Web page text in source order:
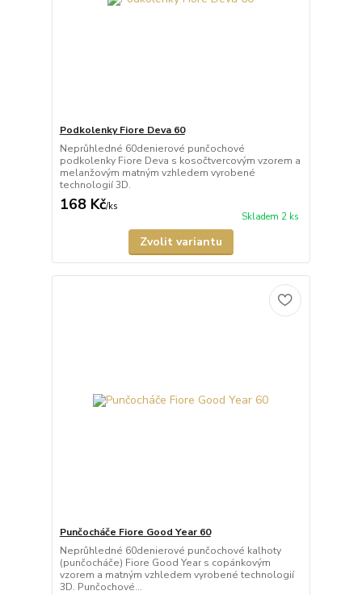
Podkolenky Fiore Deva 60
Neprůhledné 60denierové punčochové
podkolenky Fiore Deva s kosočtvercovým vzorem a
melanžovým matným vzhledem vyrobené
technologií 3D.
168 Kč/ks
Skladem 2 ks
Zvolit variantu
Punčocháče Fiore Good Year 60
Neprůhledné 60denierové punčochové kalhoty
(punčocháče) Fiore Good Year s copánkovým
vzorem a matným vzhledem vyrobené technologií
3D. Punčochové...